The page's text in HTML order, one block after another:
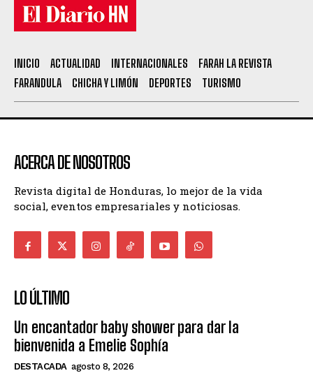
INICIO ACTUALIDAD INTERNACIONALES
FARAH LA REVISTA
FARANDULA
CHICHA Y LIMÓN DEPORTES TURISMO
ACERCA DE NOSOTROS
Revista digital de Honduras, lo mejor de la vida
social, eventos empresariales y noticiosas.
LO ÚLTIMO
Un encantador baby shower para dar la
bienvenida a Emelie Sophía
DESTACADA agosto 8, 2026